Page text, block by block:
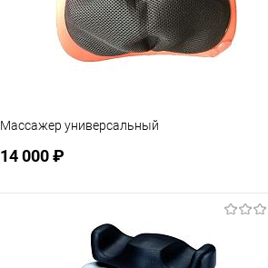
Массажер универсальный
14 000 ₽
Подписаться